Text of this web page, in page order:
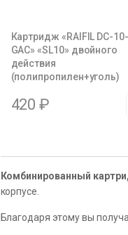
Картридж «RAIFIL DC-
GAC» «SL10» двойного
действия
(полипропилен+уголь)
420₽
Комбинированный
корпусе
Благодаря этому вы